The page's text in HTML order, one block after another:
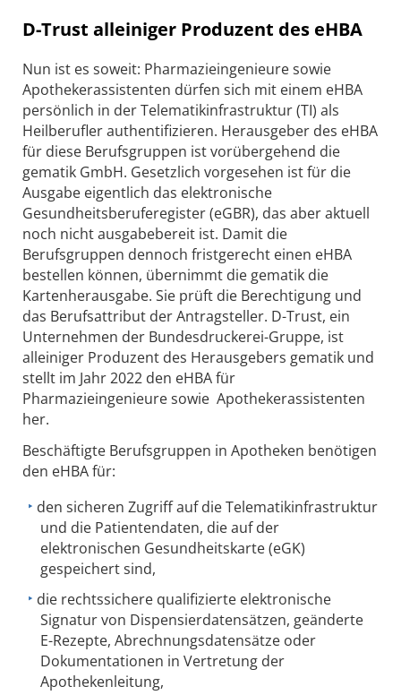
D-Trust alleiniger Produzent des eHBA
Nun ist es soweit: Pharmazieingenieure sowie
Apothekerassistenten dürfen sich mit einem eHBA
persönlich in der Telematikinfrastruktur (TI) als
Heilberufler authentifizieren. Herausgeber des eHBA
für diese Berufsgruppen ist vorübergehend die
gematik GmbH. Gesetzlich vorgesehen ist für die
Ausgabe eigentlich das elektronische
Gesundheitsberuferegister (eGBR), das aber aktuell
noch nicht ausgabebereit ist. Damit die
Berufsgruppen dennoch fristgerecht einen eHBA
bestellen können, übernimmt die gematik die
Kartenherausgabe. Sie prüft die Berechtigung und
das Berufsattribut der Antragsteller. D-Trust, ein
Unternehmen der Bundesdruckerei-Gruppe, ist
alleiniger Produzent des Herausgebers gematik und
stellt im Jahr 2022 den eHBA für
Pharmazieingenieure sowie Apothekerassistenten
her.
Beschäftigte Berufsgruppen in Apotheken benötigen
den eHBA für:
den sicheren Zugriff auf die Telematikinfrastruktur
und die Patientendaten, die auf der
elektronischen Gesundheitskarte (eGK)
gespeichert sind,
die rechtssichere qualifizierte elektronische
Signatur von Dispensierdatensätzen, geänderte
E-Rezepte, Abrechnungsdatensätze oder
Dokumentationen in Vertretung der
Apothekenleitung,